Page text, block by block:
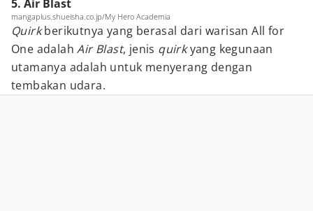
5. Air Blast
mangaplus.shueisha.co.jp/My Hero Academia
Quirkberikutnya yang berasal dari warisan All for
One adalahAir Blast, jenis quirkyang kegunaan
utamanya adalah untuk menyerang dengan
tembakan udara.